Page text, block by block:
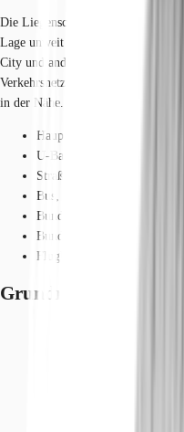
Die Liegenschaft befindet sich im
Lage unweit der Universität ist
City und anderseits durch eine
Verkehrsnetz gekennzeichnet.
in der Nähe.
Hauptbahnhof, Frankfurt
U-Bahn, Bockenheimer
Straßenbahn/Tram,
Bus, Bockenheimer Warte,
Bundesautobahn, A 66,
Bundesautobahn, A 5,
Flughafen, Frankfurt am
Grundrisse